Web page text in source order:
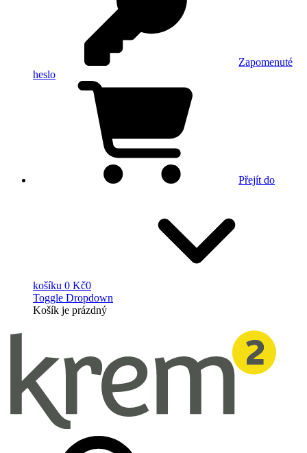
Zapomenuté
heslo
Přejít do
košíku 0 Kč0
Toggle Dropdown
Košík je prázdný